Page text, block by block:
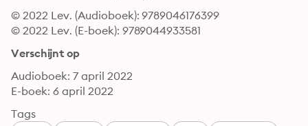
© 2022 Lev. (Audioboek): 9789046176399
© 2022 Lev. (E-boek): 9789044933581
Verschijnt op
Audioboek: 7 april 2022
E-boek: 6 april 2022
Tags